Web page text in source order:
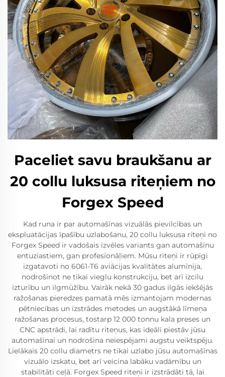
Paceliet savu braukšanu ar
20 collu luksusa riteņiem no
Forgex Speed
Kad runa ir par automašīnas vizuālās pievilcības un
ekspluatācijas īpašību uzlabošanu, 20 collu luksusa riteņi no
Forgex Speed ir vadošais izvēles variants gan automašīnu
entuziastiem, gan profesionāļiem. Mūsu riteņi ir rūpīgi
izgatavoti no 6061-T6 aviācijas kvalitātes alumīnija,
nodrošinot ne tikai vieglu konstrukciju, bet arī izcilu
izturību un ilgmūžību. Vairāk nekā 30 gadus ilgās iekšējās
ražošanas pieredzes pamatā mēs izmantojam modernas
pētniecības un izstrādes metodes un augstākā līmeņa
ražošanas procesus, tostarp 12 000 tonnu kala preses un
CNC apstrādi, lai radītu riteņus, kas ideāli piestāv jūsu
automašīnai un nodrošina neiespējami augstu veiktspēju.
Lielākais 20 collu diametrs ne tikai uzlabo jūsu automašīnas
vizuālo izskatu, bet arī veicina labāku vadāmību un
stabilitāti ceļā. Forgex Speed riteņi ir izstrādāti tā, lai